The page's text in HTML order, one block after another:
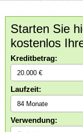
Starten Sie
kostenlos
Kreditbetrag:
Laufzeit:
Verwendung: